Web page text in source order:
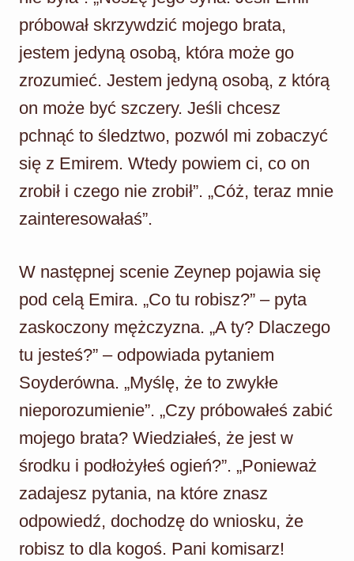
próbował skrzywdzić mojego brata,
jestem jedyną osobą, która może go
zrozumieć. Jestem jedyną osobą, z którą
on może być szczery. Jeśli chcesz
pchnąć to śledztwo, pozwól mi zobaczyć
się z Emirem. Wtedy powiem ci, co on
zrobił i czego nie zrobił”. „Cóż, teraz mnie
zainteresowałaś”.
W następnej scenie Zeynep pojawia się
pod celą Emira. „Co tu robisz?” – pyta
zaskoczony mężczyzna. „A ty? Dlaczego
tu jesteś?” – odpowiada pytaniem
Soyderówna. „Myślę, że to zwykłe
nieporozumienie”. „Czy próbowałeś zabić
mojego brata? Wiedziałeś, że jest w
środku i podłożyłeś ogień?”. „Ponieważ
zadajesz pytania, na które znasz
odpowiedź, dochodzę do wniosku, że
robisz to dla kogoś. Pani komisarz!